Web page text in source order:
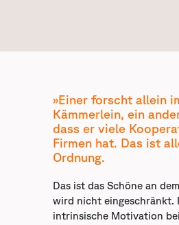
»Einer forscht allein
Kämmerlein, ein
dass er viele
Firmen hat. Das ist
Ordnung.
Das ist das Schöne an
wird nicht eingeschränkt.
intrinsische Motivation